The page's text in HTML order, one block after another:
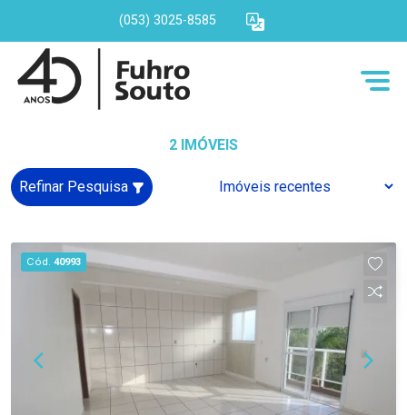
(053) 3025-8585
2 IMÓVEIS
Refinar Pesquisa
Cód. 40993